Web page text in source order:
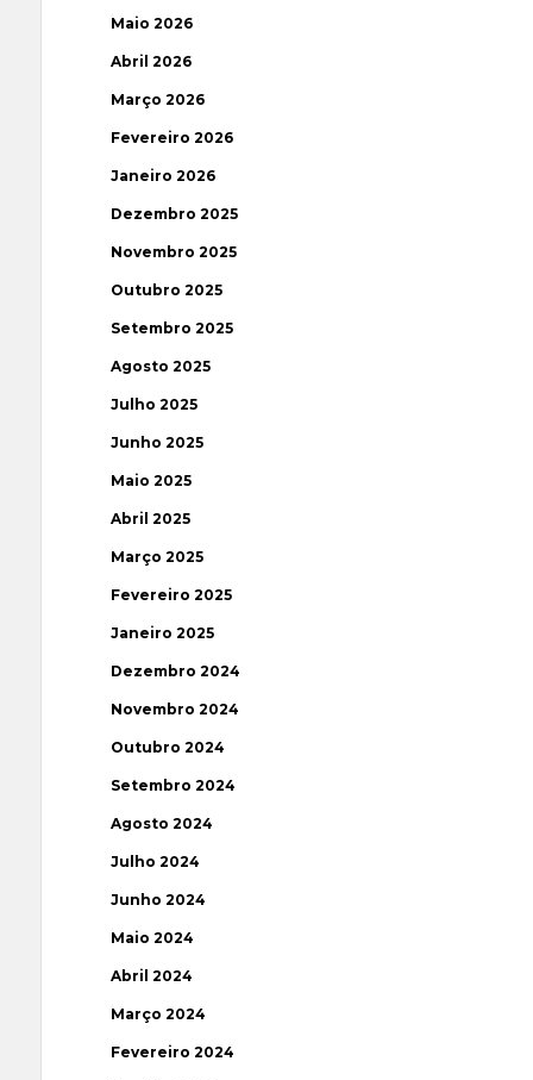
Maio 2026
Abril 2026
Março 2026
Fevereiro 2026
Janeiro 2026
Dezembro 2025
Novembro 2025
Outubro 2025
Setembro 2025
Agosto 2025
Julho 2025
Junho 2025
Maio 2025
Abril 2025
Março 2025
Fevereiro 2025
Janeiro 2025
Dezembro 2024
Novembro 2024
Outubro 2024
Setembro 2024
Agosto 2024
Julho 2024
Junho 2024
Maio 2024
Abril 2024
Março 2024
Fevereiro 2024